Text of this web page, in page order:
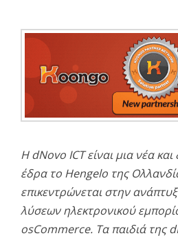
Η dNovo ICT είναι μια νέα
έδρα το Hengelo της
επικεντρώνεται στην
λύσεων ηλεκτρονικού
osCommerce. Τα παιδιά της